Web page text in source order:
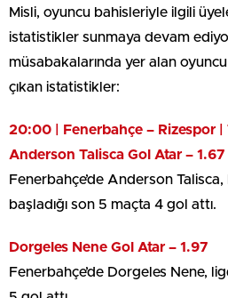
Misli, oyuncu bahisleriyle ilgili
istatistikler sunmaya devam
müsabakalarında yer alan
çıkan istatistikler:
20:00 | Fenerbahçe – Rizespor |
Anderson Talisca Gol Atar – 1.67
Fenerbahçe’de Anderson Talisca,
başladığı son 5 maçta 4 gol attı.
Dorgeles Nene Gol Atar – 1.97
Fenerbahçe’de Dorgeles Nene,